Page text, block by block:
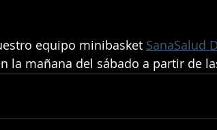
equipo minibasket
SanaSalud
la mañana del sábado a partir de